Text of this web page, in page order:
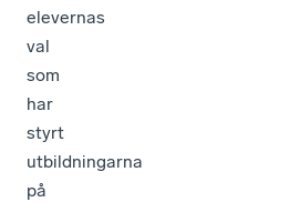
elevernas
val
som
har
styrt
utbildningarna
på